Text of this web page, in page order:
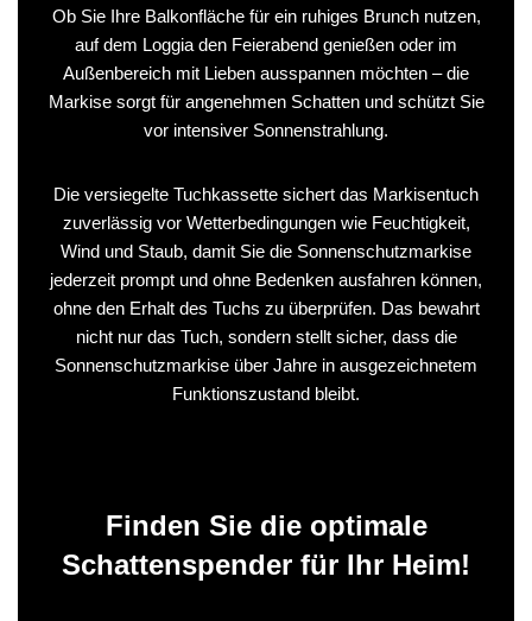
Ob Sie Ihre Balkonfläche für ein ruhiges Brunch nutzen,
auf dem Loggia den Feierabend genießen oder im
Außenbereich mit Lieben ausspannen möchten – die
Markise sorgt für angenehmen Schatten und schützt Sie
vor intensiver Sonnenstrahlung.
Die versiegelte Tuchkassette sichert das Markisentuch
zuverlässig vor Wetterbedingungen wie Feuchtigkeit,
Wind und Staub, damit Sie die Sonnenschutzmarkise
jederzeit prompt und ohne Bedenken ausfahren können,
ohne den Erhalt des Tuchs zu überprüfen. Das bewahrt
nicht nur das Tuch, sondern stellt sicher, dass die
Sonnenschutzmarkise über Jahre in ausgezeichnetem
Funktionszustand bleibt.
Finden Sie die optimale
Schattenspender für Ihr Heim!